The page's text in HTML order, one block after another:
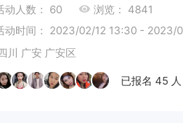
动人数： 60
浏览： 4841
动时间： 2023/02/12 13:30 - 2023/
川 广安 广安区
已报名 45 人